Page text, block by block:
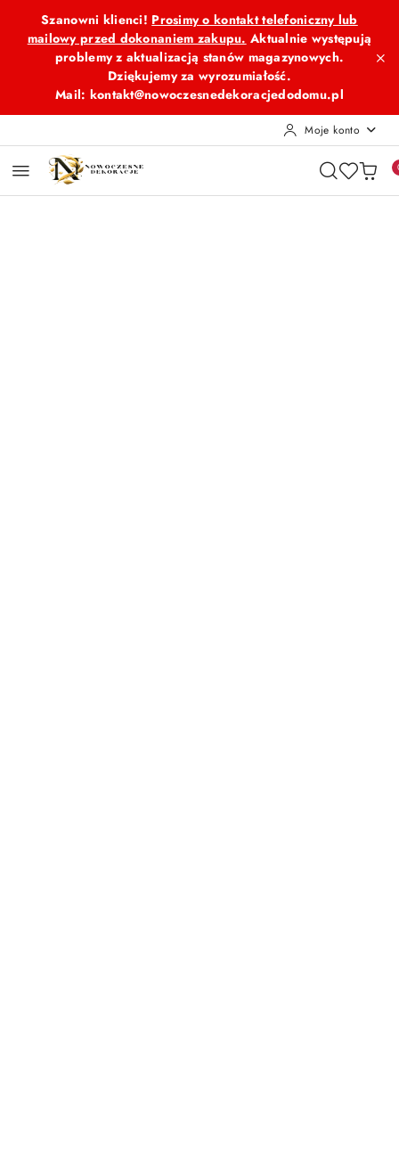
Przejdź do treści głównej
Przejdź do wyszukiwarki
Przejdź do moje konto
Przejdź do menu głównego
Przejdź do opisu produktu
Przejdź do stopki
Szanowni klienci! Prosimy o kontakt telefoniczny lub
mailowy przed dokonaniem zakupu. Aktualnie występują
problemy z aktualizacją stanów magazynowych.
Dziękujemy za wyrozumiałość.
Mail: kontakt@nowoczesnedekoracjedodomu.pl
Moje konto